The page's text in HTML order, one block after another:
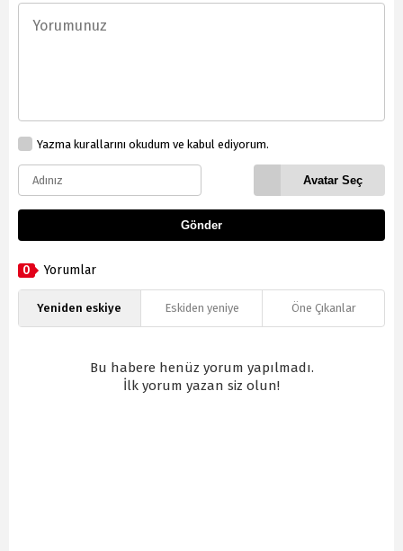
Yazma kurallarını okudum ve kabul ediyorum.
Avatar Seç
Gönder
0 Yorumlar
Yeniden eskiye Eskiden yeniye Öne Çıkanlar
Bu habere henüz yorum yapılmadı.
İlk yorum yazan siz olun!